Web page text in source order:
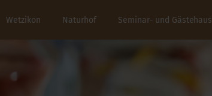
Wetzikon Naturhof Seminar- und Gästehaus